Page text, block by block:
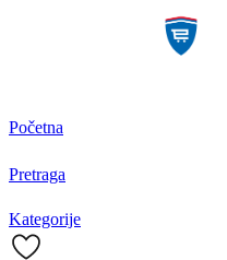
Početna
Pretraga
Kategorije